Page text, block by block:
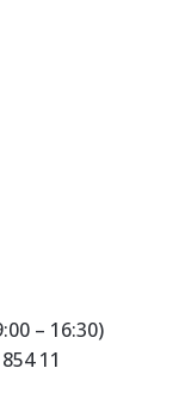
– 16:30)
11